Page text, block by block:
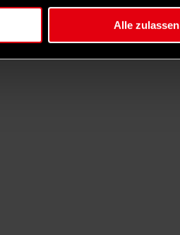
Alle zulassen